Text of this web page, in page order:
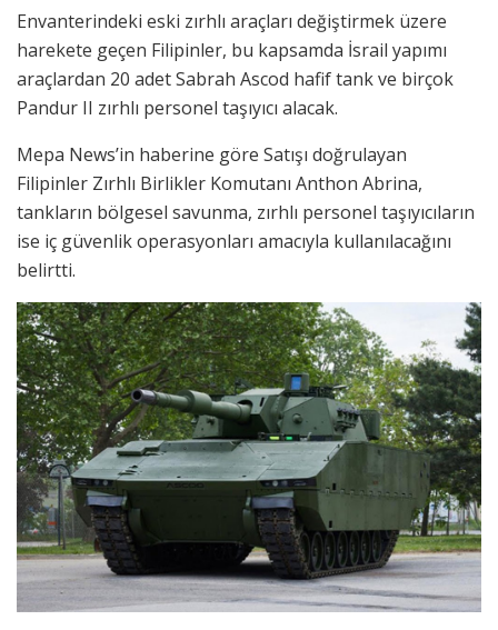
Envanterindeki eski zırhlı araçları değiştirmek üzere
harekete geçen Filipinler, bu kapsamda İsrail yapımı
araçlardan 20 adet Sabrah Ascod hafif tank ve birçok
Pandur II zırhlı personel taşıyıcı alacak.
Mepa News’in haberine göre Satışı doğrulayan
Filipinler Zırhlı Birlikler Komutanı Anthon Abrina,
tankların bölgesel savunma, zırhlı personel taşıyıcıların
ise iç güvenlik operasyonları amacıyla kullanılacağını
belirtti.